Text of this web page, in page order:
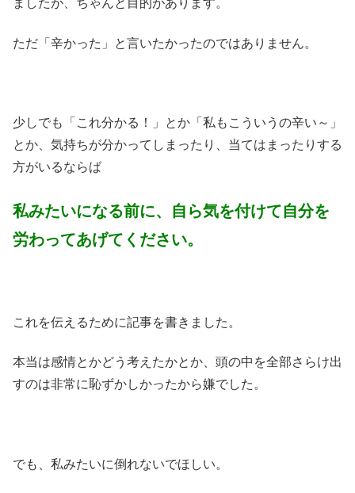
ましたが、ちゃんと目的があります。
ただ「辛かった」と言いたかったのではありません。
少しでも「これ分かる！」とか「私もこういうの辛い～」
とか、気持ちが分かってしまったり、当てはまったりする
方がいるならば
私みたいになる前に、自ら気を付けて自分を
労わってあげてください。
これを伝えるために記事を書きました。
本当は感情とかどう考えたかとか、頭の中を全部さらけ出
すのは非常に恥ずかしかったから嫌でした。
でも、私みたいに倒れないでほしい。